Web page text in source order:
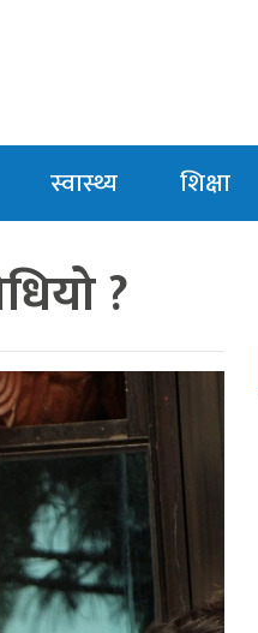
स्वास्थ्य शिक्षा
?